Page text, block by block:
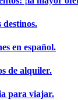
destinos.
en español.
de alquiler.
para viajar.